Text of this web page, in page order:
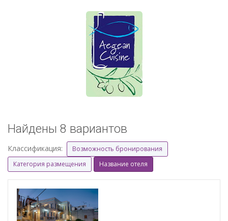
Найдены 8 вариантов
Классификация:
Возможность бронирования
Категория размещения
Название отеля